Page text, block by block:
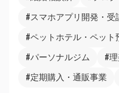
#スマホアプリ開発・受
#ペットホテル・ペット
#パーソナルジム #
#定期購入・通販事業